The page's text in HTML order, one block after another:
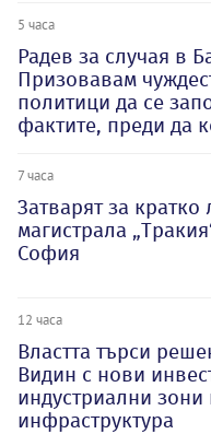
5 часа
Радев за случая в
Призовавам
политици да се
фактите, преди да
7 часа
Затварят за кратко
магистрала
София
12 часа
Властта търси
Видин с нови
индустриални зони
инфраструктура